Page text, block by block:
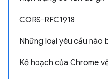
CORS-RFC1918
Những loại yêu cầu nào
Kế hoạch của Chrome